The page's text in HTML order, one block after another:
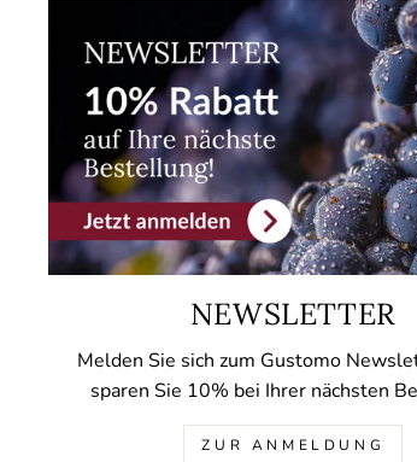
NEWSLETTER
Melden Sie sich zum Gustomo
sparen Sie 10% bei Ihrer nächsten
ZUR ANMELDUNG